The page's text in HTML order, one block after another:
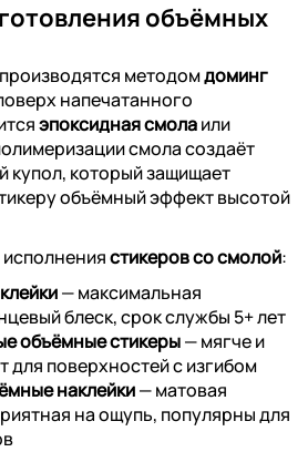
объёмных
методомдоминг
напечатанного
эпоксидная смолаили
смола создаёт
купол, который защищает
объёмный эффект высотой
стикеров со смолой:
— максимальная
блеск, срок службы 5+ лет
объёмные стикеры— мягче и
для поверхностей с изгибом
наклейки— матовая
на ощупь, популярны для